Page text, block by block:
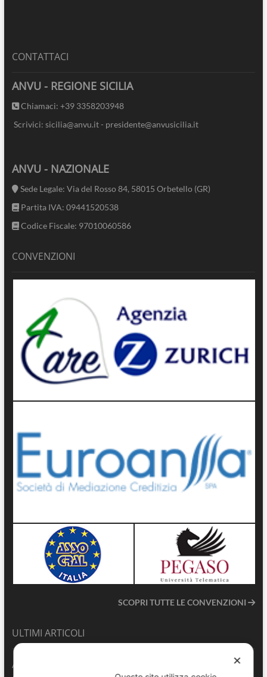
CONTATTACI
ANVU - REGIONE SICILIA
Chiamaci: +39 3358203948
Scrivici: sicilia@anvu.it - presidente@anvusicilia.it
ANVU - NAZIONALE
Sede Legale: Via del Rosso 84, 58015 Orbetello (GR)
Partita IVA: 09441520538
Codice Fiscale: 97010060586
CONVENZIONI
SCOPRI TUTTE LE CONVENZIONI
ULTIMI ARTICOLI
ANVU TG | Edizione del 06.08.2026
✕